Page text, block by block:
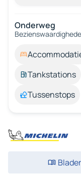
Onderweg
Tankstations
Tussenstops